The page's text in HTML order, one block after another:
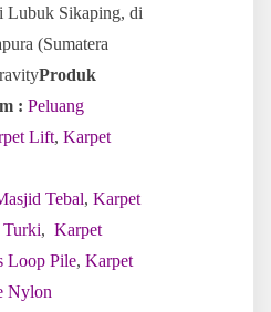
Lubuk Sikaping, di
(Sumatera
Produk
: Peluang
Lift, Karpet
Tebal, Karpet
Turki, Karpet
Loop Pile, Karpet
Nylon